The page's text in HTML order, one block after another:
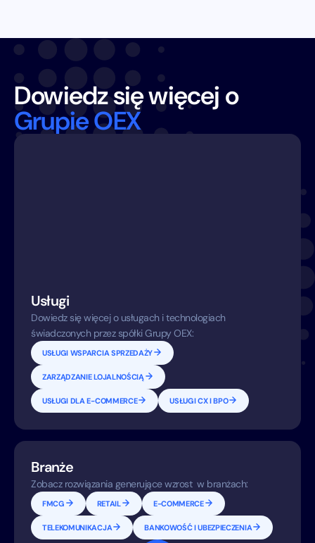
Dowiedz się więcej o
Grupie OEX
Usługi
Dowiedz się więcej o usługach i technologiach
świadczonych przez spółki Grupy OEX:
USŁUGI WSPARCIA SPRZEDAŻY
ZARZĄDZANIE LOJALNOŚCIĄ
USŁUGI DLA E-COMMERCE USŁUGI CX I BPO
Branże
Zobacz rozwiązania generujące wzrost w branżach:
FMCG RETAIL E-COMMERCE
TELEKOMUNIKACJA BANKOWOŚĆ I UBEZPIECZENIA